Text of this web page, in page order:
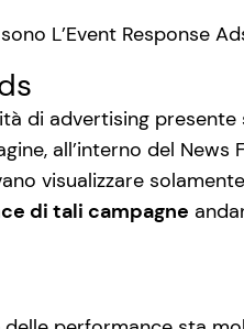
L’Event Response
di advertising presente
all’interno del
visualizzare
di tali campagne